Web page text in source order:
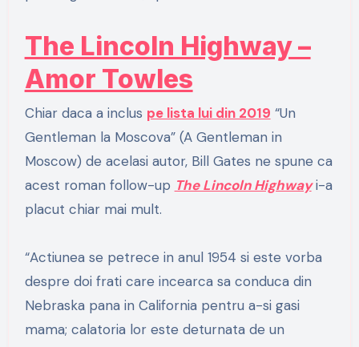
The Lincoln Highway –
Amor Towles
Chiar daca a inclus pe lista lui din 2019 “Un
Gentleman la Moscova” (A Gentleman in
Moscow) de acelasi autor, Bill Gates ne spune ca
acest roman follow-up The Lincoln Highwayi-a
placut chiar mai mult.
“Actiunea se petrece in anul 1954 si este vorba
despre doi frati care incearca sa conduca din
Nebraska pana in California pentru a-si gasi
mama; calatoria lor este deturnata de un